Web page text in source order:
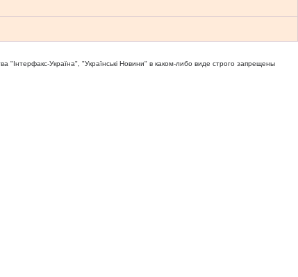
Україна", "Українськi Новини" в каком-либо виде строго запрещены